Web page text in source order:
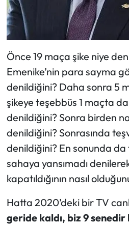
Önce 19 maça şike niye
Emenike’nin para sayma
denildiğini? Daha sonra 5
şikeye teşebbüs 1 maçta
denildiğini? Sonra birden
denildiğini? Sonrasında
denildiğini? En sonunda
sahaya yansımadı
kapatıldığının nasıl
Hatta 2020’deki bir TV
geride kaldı, biz 9